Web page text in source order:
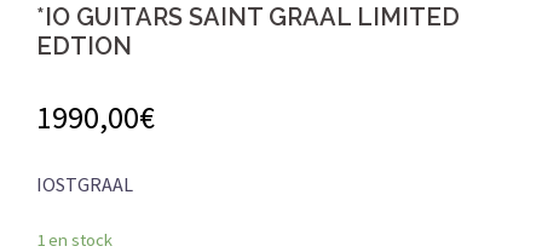
*IO GUITARS SAINT GRAAL LIMITED
EDTION
1990,00€
IOSTGRAAL
1 en stock